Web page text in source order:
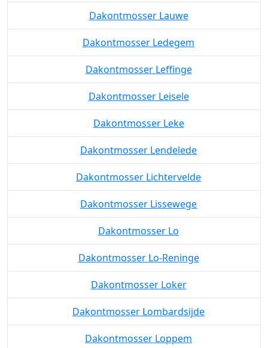
Dakontmosser Lauwe
Dakontmosser Ledegem
Dakontmosser Leffinge
Dakontmosser Leisele
Dakontmosser Leke
Dakontmosser Lendelede
Dakontmosser Lichtervelde
Dakontmosser Lissewege
Dakontmosser Lo
Dakontmosser Lo-Reninge
Dakontmosser Loker
Dakontmosser Lombardsijde
Dakontmosser Loppem